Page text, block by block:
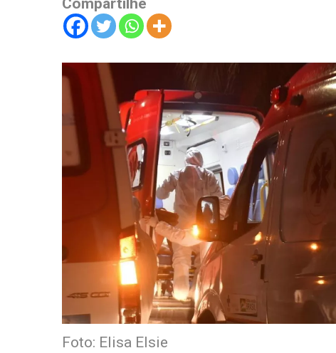
Compartilhe
Foto: Elisa Elsie